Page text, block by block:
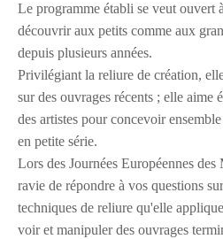
Le programme établi se veut ouvert
découvrir aux petits comme aux
depuis plusieurs années.
Privilégiant la reliure de création,
sur des ouvrages récents ; elle aime
des artistes pour concevoir
en petite série.
Lors des Journées Européennes
ravie de répondre à vos questions
techniques de reliure qu'elle
voir et manipuler des ouvrages